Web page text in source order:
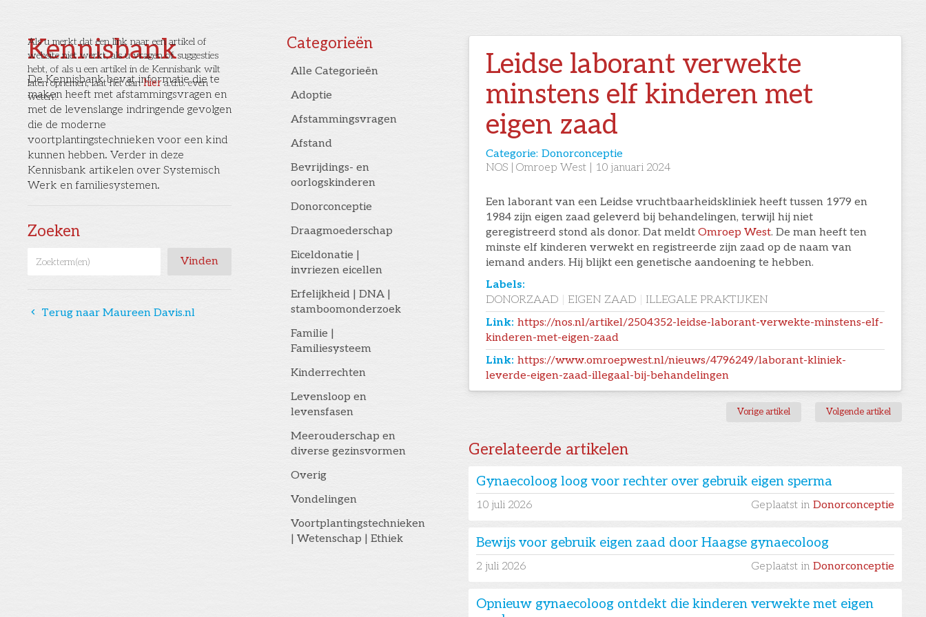
Als u merkt dat een link naar een artikel of
website niet werkt, als u vragen of suggesties
hebt, of als u een artikel in de Kennisbank wilt
laten opnemen, laat het danhiera.u.b. even
weten!
Kennisbank
De Kennisbank bevat informatie die te
maken heeft met afstammingsvragen en
met de levenslange indringende gevolgen
die de moderne
voortplantingstechnieken voor een kind
kunnen hebben. Verder in deze
Kennisbank artikelen over Systemisch
Werk en familiesystemen.
Zoeken
󰅁 Terug naar Maureen Davis.nl
Categorieën
Alle Categorieën
Adoptie
Afstammingsvragen
Afstand
Bevrijdings- en
oorlogskinderen
Donorconceptie
Draagmoederschap
Eiceldonatie |
invriezen eicellen
Erfelijkheid | DNA |
stamboomonderzoek
Familie |
Familiesysteem
Kinderrechten
Levensloop en
levensfasen
Meerouderschap en
diverse gezinsvormen
Overig
Vondelingen
Voortplantingstechnieken
| Wetenschap | Ethiek
Leidse laborant verwekte
minstens elf kinderen met
eigen zaad
Categorie: Donorconceptie
NOS | Omroep West
10 januari 2024
Een laborant van een Leidse vruchtbaarheidskliniek heeft tussen 1979 en
1984 zijn eigen zaad geleverd bij behandelingen, terwijl hij niet
geregistreerd stond als donor. Dat meldtOmroep West. De man heeft ten
minste elf kinderen verwekt en registreerde zijn zaad op de naam van
iemand anders. Hij blijkt een genetische aandoening te hebben.
Labels:
DONORZAAD
EIGEN ZAAD
ILLEGALE PRAKTIJKEN
Link: https://nos.nl/artikel/2504352-leidse-laborant-verwekte-minstens-elf-
kinderen-met-eigen-zaad
Link: https://www.omroepwest.nl/nieuws/4796249/laborant-kliniek-
leverde-eigen-zaad-illegaal-bij-behandelingen
Vorige artikel Volgende artikel
Gerelateerde artikelen
Gynaecoloog loog voor rechter over gebruik eigen sperma
10 juli 2026 Geplaatst in Donorconceptie
Bewijs voor gebruik eigen zaad door Haagse gynaecoloog
2 juli 2026 Geplaatst in Donorconceptie
Opnieuw gynaecoloog ontdekt die kinderen verwekte met eigen